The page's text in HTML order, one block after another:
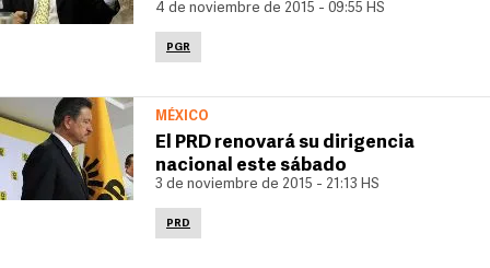
4 de noviembre de 2015 - 09:55 HS
PGR
MÉXICO
El PRD renovará su dirigencia
nacional este sábado
3 de noviembre de 2015 - 21:13 HS
PRD